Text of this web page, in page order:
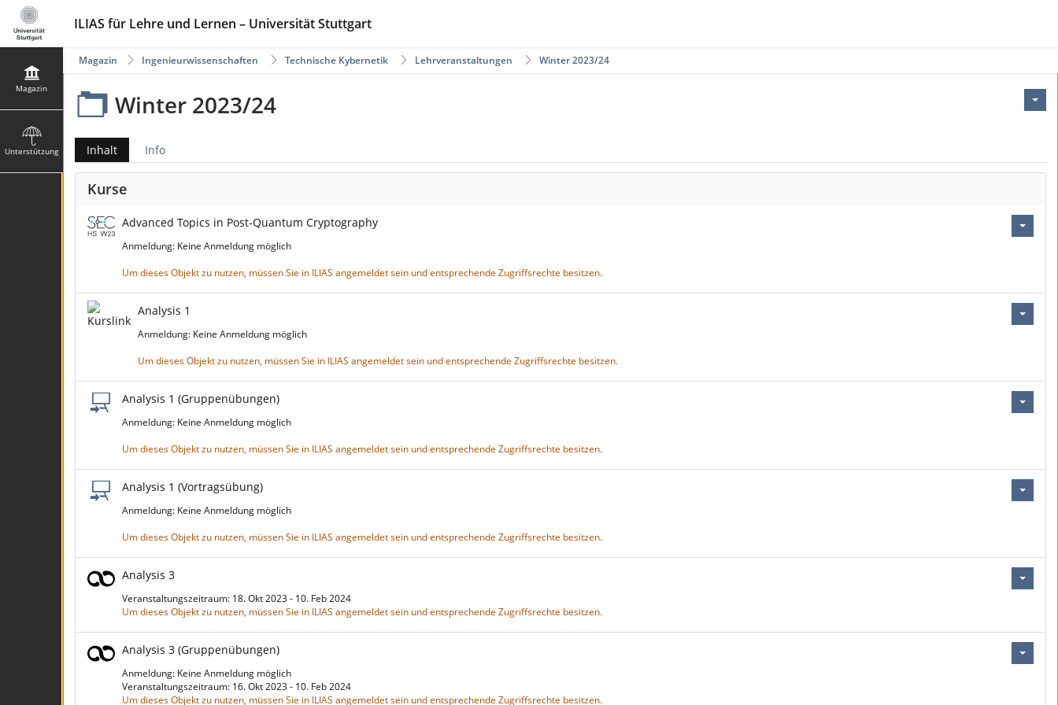
ILIAS für Lehre und Lernen – Universität Stuttgart
Magazin
Unterstützung
Winter 2023/24
Lehrveranstaltungen
Technische Kybernetik
Ingenieurwissenschaften
Magazin
Winter 2023/24
Inhalt Info
Kurse
Advanced Topics in Post-Quantum Cryptography
Anmeldung: Keine Anmeldung möglich
Um dieses Objekt zu nutzen, müssen Sie in ILIAS angemeldet sein und entsprechende Zugriffsrechte besitzen.
Analysis 1
Anmeldung: Keine Anmeldung möglich
Um dieses Objekt zu nutzen, müssen Sie in ILIAS angemeldet sein und entsprechende Zugriffsrechte besitzen.
Analysis 1 (Gruppenübungen)
Anmeldung: Keine Anmeldung möglich
Um dieses Objekt zu nutzen, müssen Sie in ILIAS angemeldet sein und entsprechende Zugriffsrechte besitzen.
Analysis 1 (Vortragsübung)
Anmeldung: Keine Anmeldung möglich
Um dieses Objekt zu nutzen, müssen Sie in ILIAS angemeldet sein und entsprechende Zugriffsrechte besitzen.
Analysis 3
Veranstaltungszeitraum: 18. Okt 2023 - 10. Feb 2024
Um dieses Objekt zu nutzen, müssen Sie in ILIAS angemeldet sein und entsprechende Zugriffsrechte besitzen.
Analysis 3 (Gruppenübungen)
Anmeldung: Keine Anmeldung möglich
Veranstaltungszeitraum: 16. Okt 2023 - 10. Feb 2024
Um dieses Objekt zu nutzen, müssen Sie in ILIAS angemeldet sein und entsprechende Zugriffsrechte besitzen.